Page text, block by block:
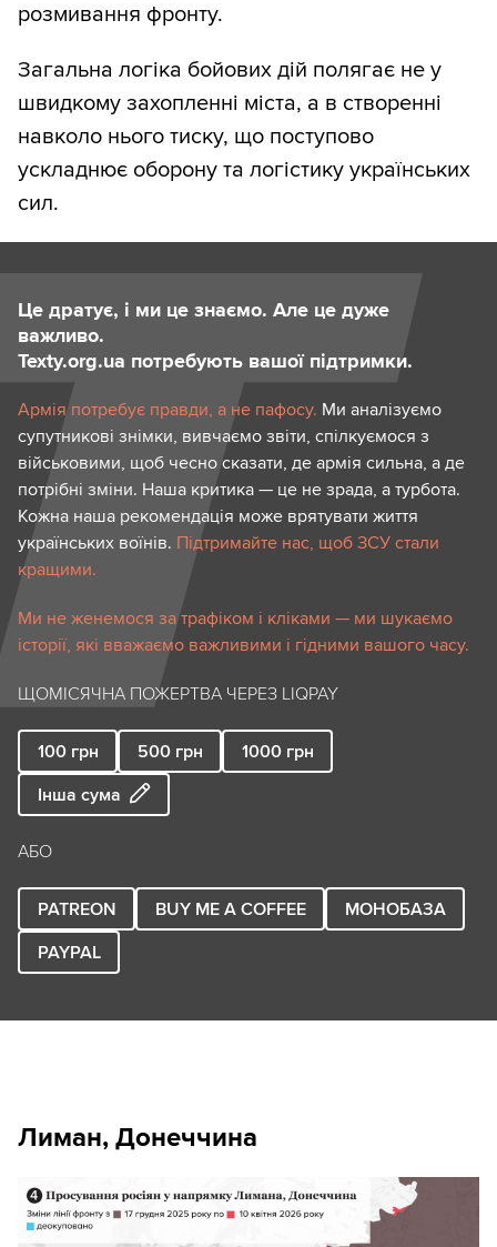
розмивання фронту.
Загальна логіка бойових дій полягає не у
швидкому захопленні міста, а в створенні
навколо нього тиску, що поступово
ускладнює оборону та логістику українських
сил.
Це дратує, і ми це знаємо. Але це дуже
важливо.
Texty.org.ua потребують вашої підтримки.
Армія потребує правди, а не пафосу. Ми аналізуємо
супутникові знімки, вивчаємо звіти, спілкуємося з
військовими, щоб чесно сказати, де армія сильна, а де
потрібні зміни. Наша критика — це не зрада, а турбота.
Кожна наша рекомендація може врятувати життя
українських воїнів. Підтримайте нас, щоб ЗСУ стали
кращими.
Ми не женемося за трафіком і кліками — ми шукаємо
історії, які вважаємо важливими і гідними вашого часу.
ЩОМІСЯЧНА ПОЖЕРТВА ЧЕРЕЗ LIQPAY
100 грн 500 грн 1000 грн
Інша сума
АБО
PATREON BUY ME A COFFEE
МОНОБАЗА
PAYPAL
Лиман, Донеччина